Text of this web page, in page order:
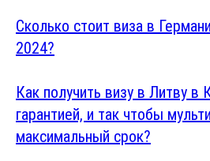
Сколько стоит виза в
2024?
Как получить визу в Литву в
гарантией, и так чтобы
максимальный срок?